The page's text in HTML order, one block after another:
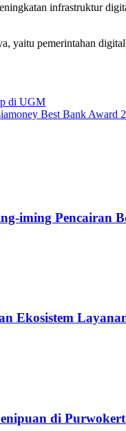
infrastruktur
pemerintahan
di UGM
Best Bank Award
iming Pencairan
Ekosistem
di